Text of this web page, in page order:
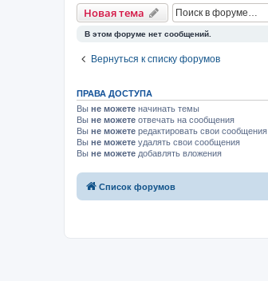
Новая тема
В этом форуме нет сообщений.
Вернуться к списку форумов
ПРАВА ДОСТУПА
Вы не можете начинать темы
Вы не можете отвечать на сообщения
Вы не можете редактировать свои сообщения
Вы не можете удалять свои сообщения
Вы не можете добавлять вложения
Список форумов